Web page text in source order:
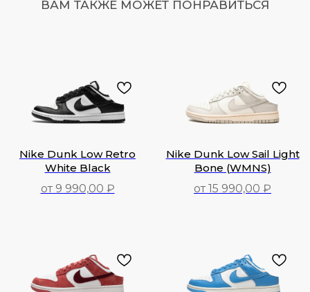
ВАМ ТАКЖЕ МОЖЕТ ПОНРАВИТЬСЯ
Nike Dunk Low Retro
White Black
от 9 990,00 ₽
Nike Dunk Low Sail Light
Bone (WMNS)
от 15 990,00 ₽